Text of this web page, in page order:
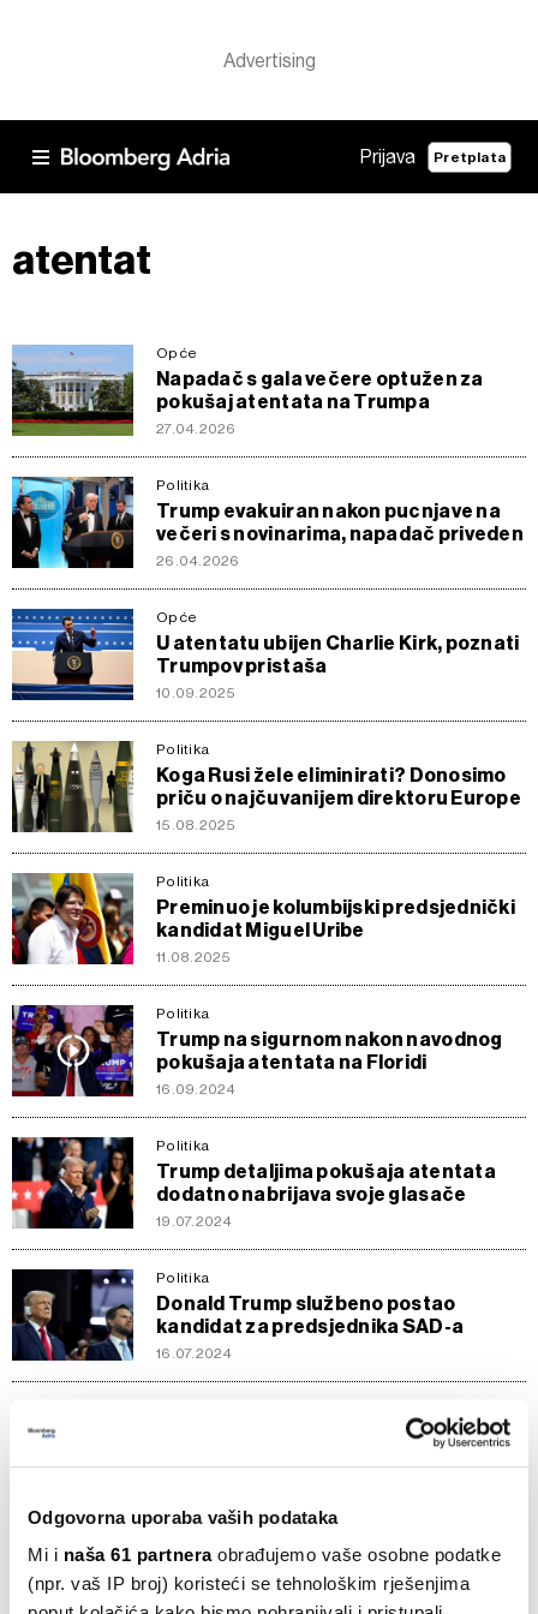
Odgovorna uporaba vaših podataka
Mi i naša 61 partneraobrađujemo vaše osobne podatke
(npr. vaš IP broj) koristeći se tehnološkim rješenjima
Prijava Pretplata
atentat
Opće
Napadač s gala večere optužen za
pokušaj atentata na Trumpa
27.04.2026
Politika
Trump evakuiran nakon pucnjave na
večeri s novinarima, napadač priveden
26.04.2026
Opće
U atentatu ubijen Charlie Kirk, poznati
Trumpov pristaša
10.09.2025
Politika
Koga Rusi žele eliminirati? Donosimo
priču o najčuvanijem direktoru Europe
15.08.2025
Politika
Preminuo je kolumbijski predsjednički
kandidat Miguel Uribe
11.08.2025
Politika
Trump na sigurnom nakon navodnog
pokušaja atentata na Floridi
16.09.2024
Politika
Trump detaljima pokušaja atentata
dodatno nabrijava svoje glasače
19.07.2024
Politika
Donald Trump službeno postao
kandidat za predsjednika SAD-a
16.07.2024
Pokušaj atentata izazvao nagli porast
15.07.2024
Crypto
Trumpova uzdignuta šaka pogurala